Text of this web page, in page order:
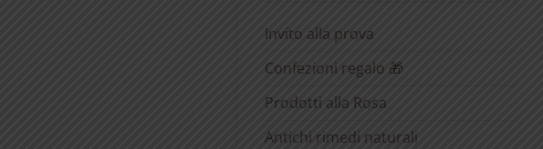
Invito alla prova
Confezioni regalo 🎁
Prodotti alla Rosa
Antichi rimedi naturali